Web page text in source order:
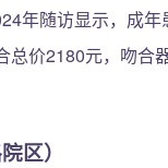
年随访显示，成
总价2180元，吻合
区）